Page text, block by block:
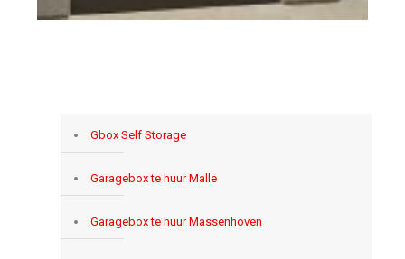
Gbox Self Storage
Garagebox te huur Malle
Garagebox te huur Massenhoven